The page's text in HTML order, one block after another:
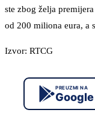
ste zbog želja
od 200 miliona eura, a
Izvor: RTCG
PREUZMI NA